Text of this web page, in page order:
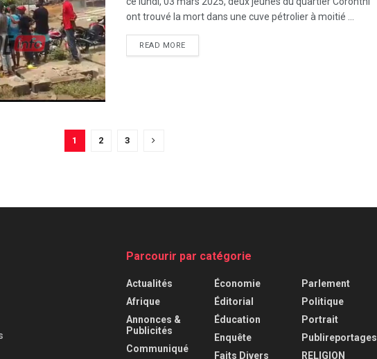
ont trouvé la mort dans une cuve pétrolier à moitié ...
READ MORE
1 2 3
Parcourir par catégorie
Actualités
Afrique
Annonces &
Publicités
Communiqué
Économie
Éditorial
Éducation
Enquête
Faits Divers
Parlement
Politique
Portrait
Publireportages
RELIGION